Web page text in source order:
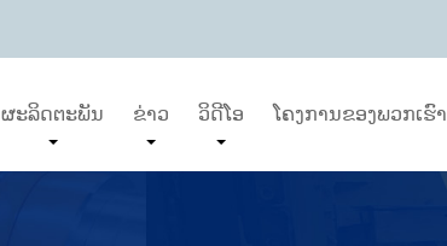
ຜະລິດຕະພັນ ຂ່າວ ວິດີໂອ ໂຄງການຂອງພວກເຮົາ